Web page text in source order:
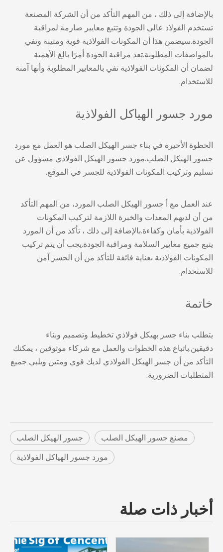
بالإضافة إلى ذلك ، من المهم التأكد من أن الشركة المصنعة
تستخدم الفولاذ عالي الجودة وتتبع معايير صارمة لمراقبة
الجودة.سيضمن هذا أن المكونات الفولاذية قوية ومتينة وتفي
بالمواصفات المطلوبة.تعد مراقبة الجودة أمرًا بالغ الأهمية
لضمان أن المكونات الفولاذية تفي بالمعايير المطلوبة وأنها آمنة
للاستخدام.
مورد جسور الهياكل الفولاذية
الخطوة الأخيرة في بناء جسر الهيكل الصلب هو العمل مع مورد
جسور الهيكل الصلب.مورد جسور الهيكل الفولاذي مسؤول عن
تسليم وتركيب المكونات الفولاذية للجسر في الموقع.
عند العمل مع أ جسور الهيكل الصلب المورد، من المهم التأكد
من أن لديهم المعدات والخبرة اللازمة لتركيب المكونات
الفولاذية بأمان وكفاءة.بالإضافة إلى ذلك ، تأكد من أن المورد
يتبع جميع معايير السلامة ومراقبة الجودة.يجب أن يتم تركيب
المكونات الفولاذية بعناية فائقة للتأكد من أن الجسر آمن
للاستخدام.
خاتمة
يتطلب بناء جسر بهيكل فولاذي تخطيط وتصميم وبناء
دقيقين.باتباع هذه الخطوات والعمل مع شركاء موثوقين ، يمكنك
التأكد من أن جسر الهيكل الفولاذي لديك قوي ومتين ويلبي جميع
المتطلبات الضرورية.
جسور الهيكل الصلب
مصنع جسور الهيكل الصلب
مورد جسور الهياكل الفولاذية
أخبار ذات صلة